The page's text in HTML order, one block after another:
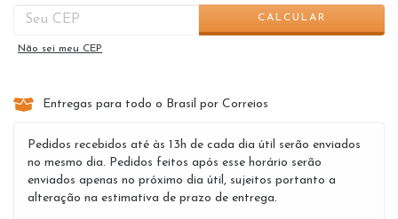
CALCULAR
Não sei meu CEP
Entregas para todo o Brasil por Correios
Pedidos recebidos até às 13h de cada dia útil serão enviados
no mesmo dia. Pedidos feitos após esse horário serão
enviados apenas no próximo dia útil, sujeitos portanto a
alteração na estimativa de prazo de entrega.